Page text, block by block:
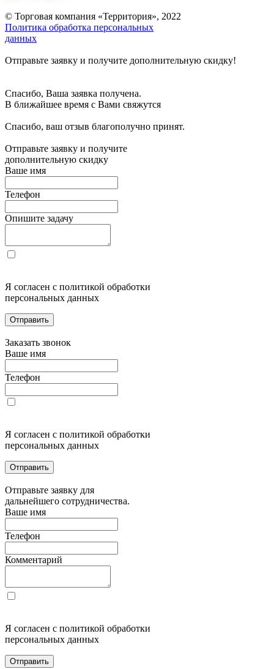
© Торговая компания «Территория», 2022
Политика обработка персональных
данных
Отправьте заявку и получите дополнительную скидку!
Спасибо, Ваша заявка получена.
В ближайшее время с Вами свяжутся
Спасибо, ваш отзыв благополучно принят.
Отправьте заявку и получите
дополнительную скидку
Ваше имя
Телефон
Опишите задачу
Я согласен с политикой обработки
персональных данных
Отправить
Заказать звонок
Ваше имя
Телефон
Я согласен с политикой обработки
персональных данных
Отправить
Отправьте заявку для
дальнейшего сотрудничества.
Ваше имя
Телефон
Комментарий
Я согласен с политикой обработки
персональных данных
Отправить